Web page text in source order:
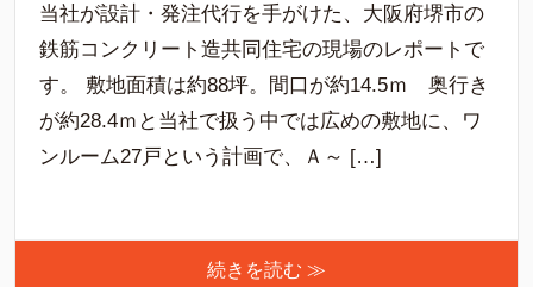
当社が設計・発注代行を手がけた、大阪府堺市の
鉄筋コンクリート造共同住宅の現場のレポートで
す。 敷地面積は約88坪。間口が約14.5ｍ 奥行き
が約28.4ｍと当社で扱う中では広めの敷地に、ワ
ンルーム27戸という計画で、Ａ～ […]
続きを読む ≫